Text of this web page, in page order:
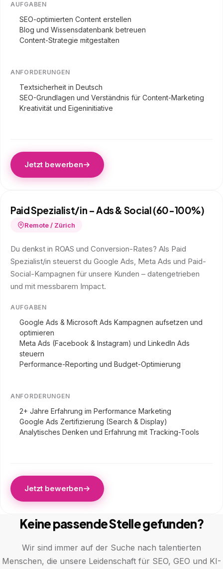
AUFGABEN
SEO-optimierten Content erstellen
Blog und Wissensdatenbank betreuen
Content-Strategie mitgestalten
ANFORDERUNGEN
Textsicherheit in Deutsch
SEO-Grundlagen und Verständnis für Content-Marketing
Kreativität und Eigeninitiative
Jetzt bewerben
Paid Spezialist/in – Ads & Social (60-100%)
Remote / Zürich
Du denkst in ROAS und Conversion-Rates? Als Paid
Spezialist/in steuerst du Google Ads, Meta Ads und Paid-
Social-Kampagnen für unsere Kunden – datengetrieben
und mit messbarem Impact.
AUFGABEN
Google Ads & Microsoft Ads Kampagnen aufsetzen und
optimieren
Meta Ads (Facebook & Instagram) und LinkedIn Ads
steuern
Performance-Reporting und Budget-Optimierung
ANFORDERUNGEN
2+ Jahre Erfahrung im Performance Marketing
Google Ads Zertifizierung (Search & Display)
Analytisches Denken und Erfahrung mit Tracking-Tools
Jetzt bewerben
Keine passende Stelle gefunden?
Wir sind immer auf der Suche nach talentierten
Menschen, die unsere Leidenschaft für SEO, GEO und KI-